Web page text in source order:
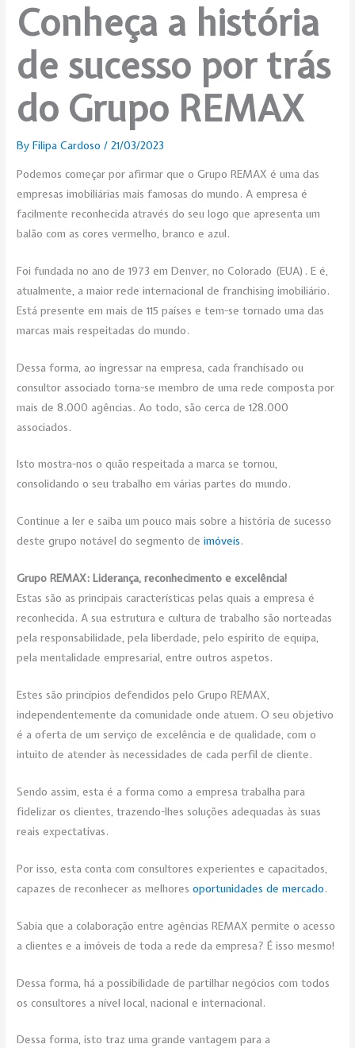
Conheça a história
de sucesso por trás
do Grupo REMAX
ByFilipa Cardoso/21/03/2023
Podemos começar por afirmar que o Grupo REMAX é uma das
empresas imobiliárias mais famosas do mundo. A empresa é
facilmente reconhecida através do seu logo que apresenta um
balão com as cores vermelho, branco e azul.
Foi fundada no ano de 1973 em Denver, no Colorado (EUA). E é,
atualmente, a maior rede internacional de franchising imobiliário.
Está presente em mais de 115 países e tem-se tornado uma das
marcas mais respeitadas do mundo.
Dessa forma, ao ingressar na empresa, cada franchisado ou
consultor associado torna-se membro de uma rede composta por
mais de 8.000 agências. Ao todo, são cerca de 128.000
associados.
Isto mostra-nos o quão respeitada a marca se tornou,
consolidando o seu trabalho em várias partes do mundo.
Continue a ler e saiba um pouco mais sobre a história de sucesso
deste grupo notável do segmento deimóveis.
Grupo REMAX: Liderança, reconhecimento e excelência!
Estas são as principais características pelas quais a empresa é
reconhecida. A sua estrutura e cultura de trabalho são norteadas
pela responsabilidade, pela liberdade, pelo espírito de equipa,
pela mentalidade empresarial, entre outros aspetos.
Estes são princípios defendidos pelo Grupo REMAX,
independentemente da comunidade onde atuem. O seu objetivo
é a oferta de um serviço de excelência e de qualidade, com o
intuito de atender às necessidades de cada perfil de cliente.
Sendo assim, esta é a forma como a empresa trabalha para
fidelizar os clientes, trazendo-lhes soluções adequadas às suas
reais expectativas.
Por isso, esta conta com consultores experientes e capacitados,
capazes de reconhecer as melhoresoportunidades de mercado.
Sabia que a colaboração entre agências REMAX permite o acesso
a clientes e a imóveis de toda a rede da empresa? É isso mesmo!
Dessa forma, há a possibilidade de partilhar negócios com todos
os consultores a nível local, nacional e internacional.
Dessa forma, isto traz uma grande vantagem para a